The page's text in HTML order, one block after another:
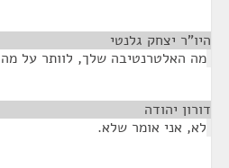
היו"ר יצחק גלנטי
מה האלטרנטיבה שלך, לוותר על מה
דורון יהודה
לא, אני אומר שלא.